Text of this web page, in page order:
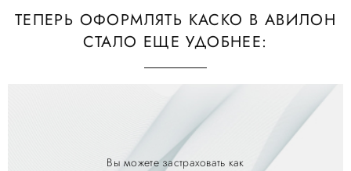
ТЕПЕРЬ ОФОРМЛЯТЬ КАСКО В АВИЛОН
СТАЛО ЕЩЕ УДОБНЕЕ:
Вы можете застраховать как